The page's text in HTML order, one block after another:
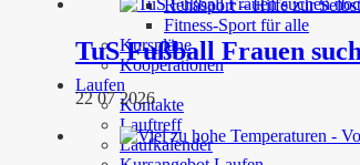
Rehasport – Hilfe zur
Fitness-Sport für alle
Kurspläne
Kooperationen
Laufen
Kontakte
Lauftreff
Laufkalender
TuS Fußball Frauen
22 07 2026